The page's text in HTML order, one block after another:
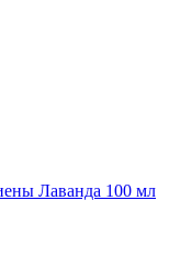
Лаванда 100 мл